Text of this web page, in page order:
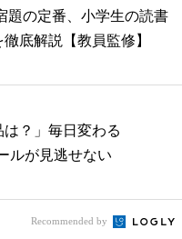
題の定番、小学生の読書
底解説【教員監修】
は？」毎日変わる
ルが見逃せない
Recommended by